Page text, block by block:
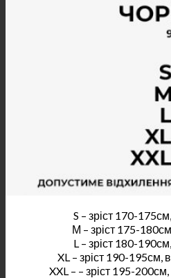
S – зріст 170-
М – зріст 175-
L – зріст 180-
XL – зріст 190-195см,
XXL – – зріст 195-